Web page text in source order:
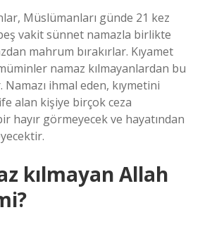
Müslümanları günde 21 kez
vakit sünnet namazla birlikte
mahrum bırakırlar. Kıyamet
namaz kılmayanlardan bu
Namazı ihmal eden, kıymetini
alan kişiye birçok ceza
hayır görmeyecek ve hayatından
kılmayan Allah